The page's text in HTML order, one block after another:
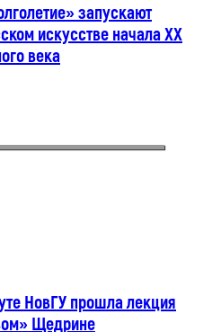
запускают
искусстве начала XX
века
НовГУ прошла лекция
Щедрине